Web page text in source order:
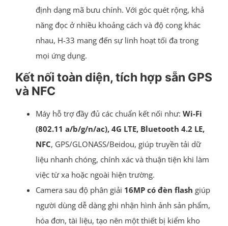
định dạng mã bưu chính. Với góc quét rộng, khả
năng đọc ở nhiều khoảng cách và độ cong khác
nhau, H-33 mang đến sự linh hoạt tối đa trong
mọi ứng dụng.
Kết nối toàn diện, tích hợp sẵn GPS
và NFC
Máy hỗ trợ đầy đủ các chuẩn kết nối như: Wi-Fi
(802.11 a/b/g/n/ac), 4G LTE, Bluetooth 4.2 LE,
NFC, GPS/GLONASS/Beidou, giúp truyền tải dữ
liệu nhanh chóng, chính xác và thuận tiện khi làm
việc từ xa hoặc ngoài hiện trường.
Camera sau độ phân giải 16MP có đèn flash giúp
người dùng dễ dàng ghi nhận hình ảnh sản phẩm,
hóa đơn, tài liệu, tạo nên một thiết bị kiểm kho